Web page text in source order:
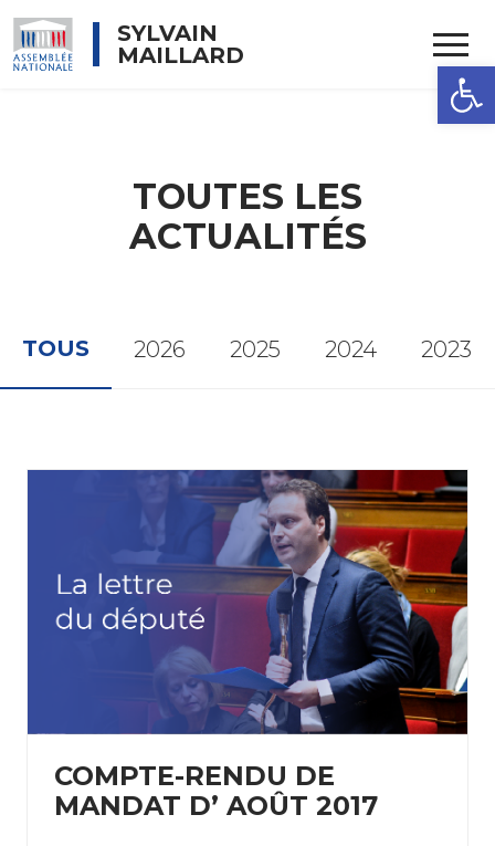
SYLVAIN
MAILLARD
TOUTES LES
ACTUALITÉS
TOUS 2026 2025 2024 2023
COMPTE-RENDU DE
MANDAT D’ AOÛT 2017